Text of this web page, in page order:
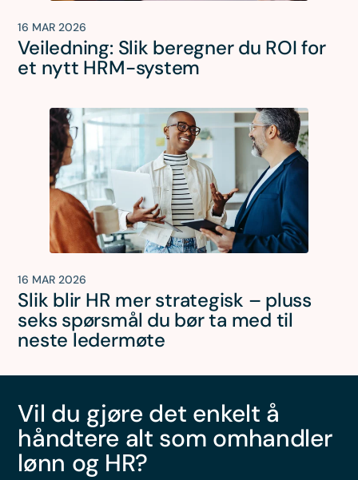
16 MAR 2026
Veiledning: Slik beregner du ROI for
et nytt HRM-system
16 MAR 2026
Slik blir HR mer strategisk – pluss
seks spørsmål du bør ta med til
neste ledermøte
Vil du gjøre det enkelt å
håndtere alt som omhandler
lønn og HR?